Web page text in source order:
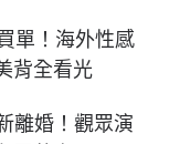
單！海外性感
背全看光
離婚！觀眾演